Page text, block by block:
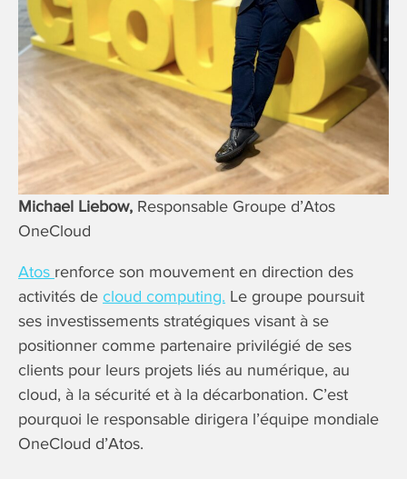
Michael Liebow, Responsable Groupe d’Atos
OneCloud
Atos renforce son mouvement en direction des
activités de cloud computing. Le groupe poursuit
ses investissements stratégiques visant à se
positionner comme partenaire privilégié de ses
clients pour leurs projets liés au numérique, au
cloud, à la sécurité et à la décarbonation. C’est
pourquoi le responsable dirigera l’équipe mondiale
OneCloud d’Atos.